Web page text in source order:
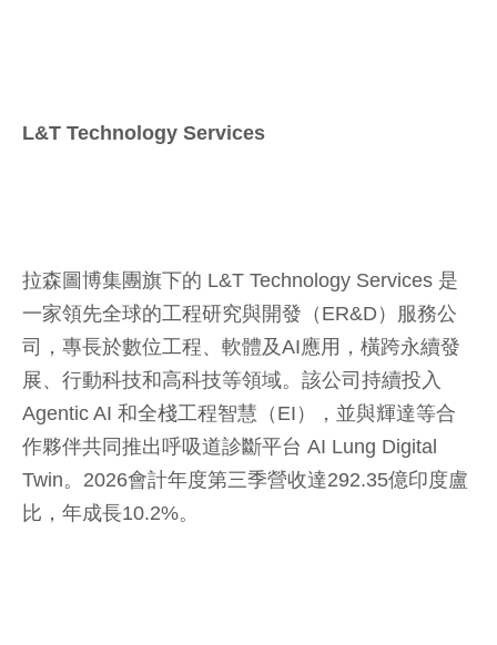
L&T Technology Services
拉森圖博集團旗下的 L&T Technology Services 是
一家領先全球的工程研究與開發（ER&D）服務公
司，專長於數位工程、軟體及AI應用，橫跨永續發
展、行動科技和高科技等領域。該公司持續投入
Agentic AI 和全棧工程智慧（EI），並與輝達等合
作夥伴共同推出呼吸道診斷平台 AI Lung Digital
Twin。2026會計年度第三季營收達292.35億印度盧
比，年成長10.2%。